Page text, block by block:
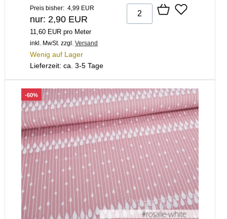
Preis bisher: 4,99 EUR
nur: 2,90 EUR
11,60 EUR pro Meter
inkl. MwSt. zzgl. Versand
Wenig auf Lager
Lieferzeit: ca. 3-5 Tage
-60%